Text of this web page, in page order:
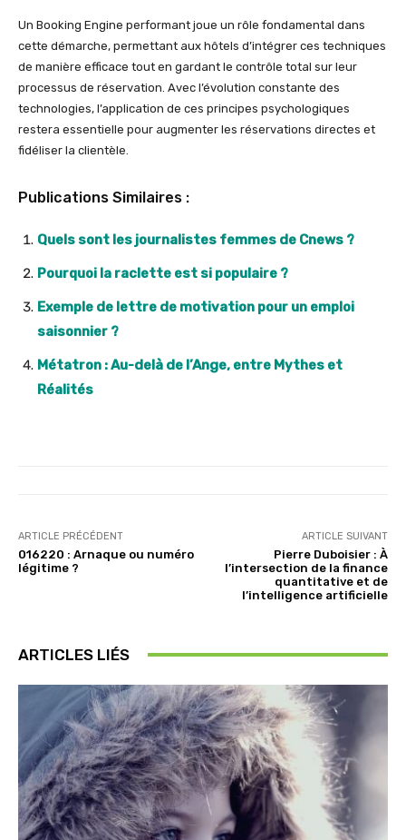
Un Booking Engine performant joue un rôle fondamental dans
cette démarche, permettant aux hôtels d’intégrer ces techniques
de manière efficace tout en gardant le contrôle total sur leur
processus de réservation. Avec l’évolution constante des
technologies, l’application de ces principes psychologiques
restera essentielle pour augmenter les réservations directes et
fidéliser la clientèle.
Publications Similaires :
Quels sont les journalistes femmes de Cnews ?
Pourquoi la raclette est si populaire ?
Exemple de lettre de motivation pour un emploi
saisonnier ?
Métatron : Au-delà de l’Ange, entre Mythes et
Réalités
ARTICLE PRÉCÉDENT
016220 : Arnaque ou numéro
légitime ?
ARTICLE SUIVANT
Pierre Duboisier : À
l’intersection de la finance
quantitative et de
l’intelligence artificielle
ARTICLES LIÉS